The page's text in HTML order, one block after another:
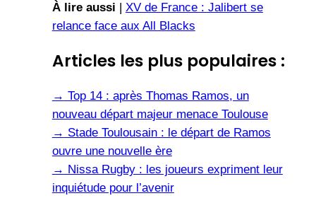
À lire aussi
XV de France : Jalibert se
relance face aux All Blacks
Articles les plus populaires :
→ Top 14 : après Thomas Ramos, un
nouveau départ majeur menace Toulouse
→ Stade Toulousain : le départ de Ramos
ouvre une nouvelle ère
→ Nissa Rugby : les joueurs expriment leur
inquiétude pour l’avenir